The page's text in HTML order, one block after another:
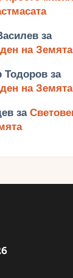
за
на Земята
Тодоров за
на Земята
за